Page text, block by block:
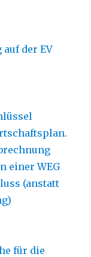
der EV
einer WEG
(anstatt
für die